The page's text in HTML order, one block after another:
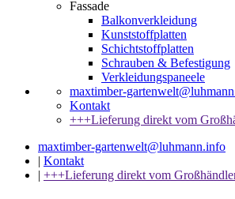
Fassade
Balkonverkleidung
Kunststoffplatten
Schichtstoffplatten
Schrauben & Befestigung
Verkleidungspaneele
maxtimber-
Kontakt
+++Lieferung direkt vom
maxtimber-gartenwelt@luhmann.info
| Kontakt
| +++Lieferung direkt vom